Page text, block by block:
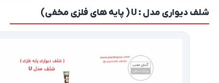
شلف دیواری مدل : U ( پایه های فلزی مخفی)